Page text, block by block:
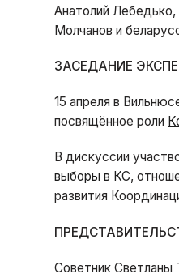
Анатолий Лебедько,
Молчанов и
ЗАСЕДАНИЕ
15 апреля в
посвящённое роли
В дискуссии
выборы в КС,
развития
Советник Светланы